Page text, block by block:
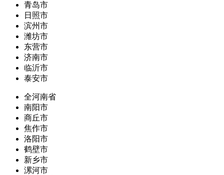
青岛市
日照市
滨州市
潍坊市
东营市
济南市
临沂市
泰安市
全河南省
南阳市
商丘市
焦作市
洛阳市
鹤壁市
新乡市
漯河市